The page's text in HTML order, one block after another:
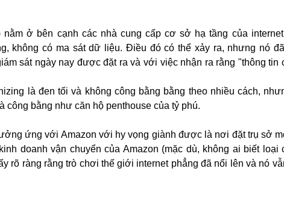
ở bên cạnh các nhà cung cấp cơ sở hạ tầng của
không có ma sát dữ liệu. Điều đó có thể xảy ra, nhưng nó
sát ngày nay được đặt ra và với việc nhận ra rằng "thông tin
là đen tối và không công bằng bằng theo nhiều cách,
công bằng như căn hộ penthouse của tỷ phú.
ứng với Amazon với hy vọng giành được là nơi đặt trụ sở
doanh vận chuyển của Amazon (mặc dù, không ai biết loại
rõ ràng rằng trò chơi thế giới internet phẳng đã nổi lên và nó